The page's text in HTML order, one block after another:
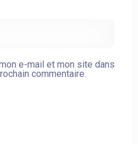
e-mail et mon site dans
commentaire.